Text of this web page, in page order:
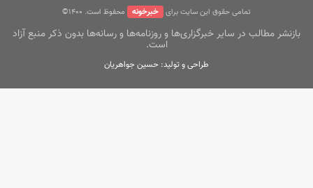
تمامی حقوق این سایت برای خبرخونه محفوظ است. ۱400©
بازنشر مطالب در سایر خبرگزاری‌ها و روزنامه‌ها و رسانه‌ها بدون ذکر منبع آزاد
است.
طراحی و تولید: حسین جواهریان